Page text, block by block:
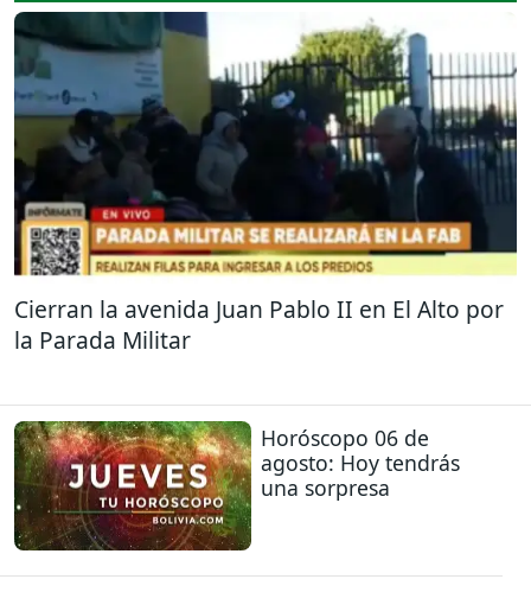
Cierran la avenida Juan Pablo II en El Alto por
la Parada Militar
Horóscopo 06 de
agosto: Hoy tendrás
una sorpresa